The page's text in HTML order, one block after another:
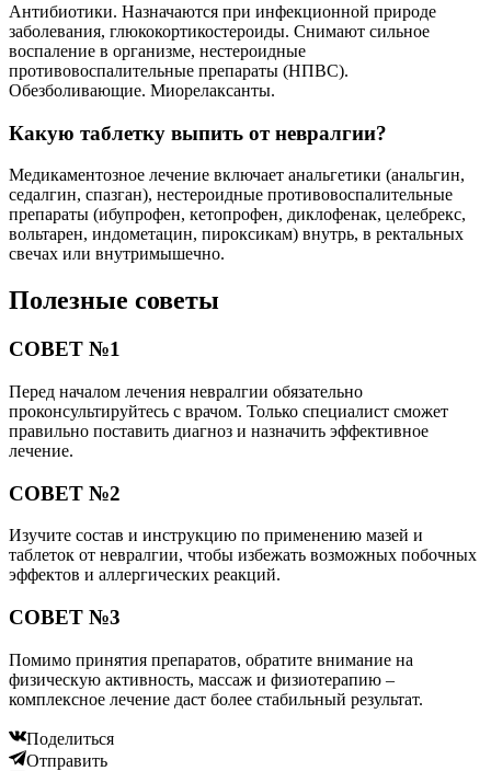
Антибиотики. Назначаются при инфекционной природе
заболевания, глюкокортикостероиды. Снимают сильное
воспаление в организме, нестероидные
противовоспалительные препараты (НПВС).
Обезболивающие. Миорелаксанты.
Какую таблетку выпить от невралгии?
Медикаментозное лечение включает анальгетики (анальгин,
седалгин, спазган), нестероидные противовоспалительные
препараты (ибупрофен, кетопрофен, диклофенак, целебрекс,
вольтарен, индометацин, пироксикам) внутрь, в ректальных
свечах или внутримышечно.
Полезные советы
СОВЕТ №1
Перед началом лечения невралгии обязательно
проконсультируйтесь с врачом. Только специалист сможет
правильно поставить диагноз и назначить эффективное
лечение.
СОВЕТ №2
Изучите состав и инструкцию по применению мазей и
таблеток от невралгии, чтобы избежать возможных побочных
эффектов и аллергических реакций.
СОВЕТ №3
Помимо принятия препаратов, обратите внимание на
физическую активность, массаж и физиотерапию –
комплексное лечение даст более стабильный результат.
Поделиться
Отправить